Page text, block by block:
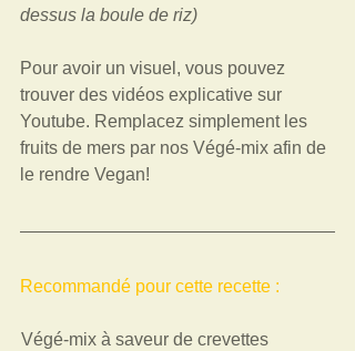
dessus la boule de riz)
Pour avoir un visuel, vous pouvez
trouver des vidéos explicative sur
Youtube. Remplacez simplement les
fruits de mers par nos Végé-mix afin de
le rendre Vegan!
Recommandé pour cette recette :
Végé-mix à saveur de crevettes